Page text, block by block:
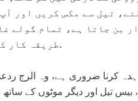
تیل سے مکس کریں اور
بن جاتا ہے، تمام گولے
طریقہ کار کے بعد چہرے کی طرح نظر آتا ہے.
کرنا ضروری ہے، وہ الرج